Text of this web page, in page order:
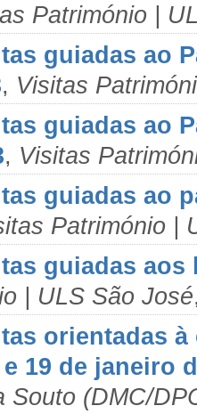
Património |
guiadas ao
, Visitas
guiadas ao
, Visitas
guiadas ao
Património |
guiadas aos
| ULS São José
orientadas
19 de janeiro
Souto (DMC/